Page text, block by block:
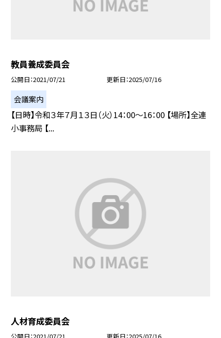
教員養成委員会
公開日 2021/07/21 更新日 2025/07/16
会議案内
【日時】令和３年７月１３日（火）14：00〜16：00 【場所】全連
小事務局 【...
人材育成委員会